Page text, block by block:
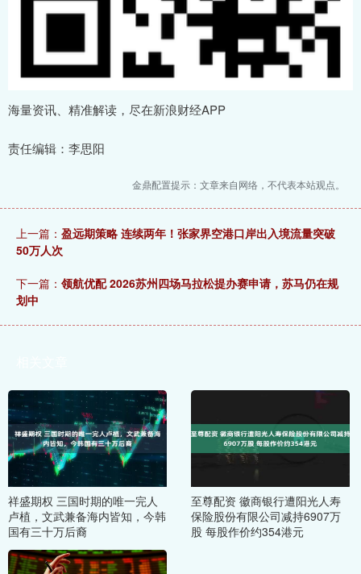
海量资讯、精准解读，尽在新浪财经APP
责任编辑：李思阳
金鼎配置提示：文章来自网络，不代表本站观点。
上一篇： 盈远期策略 连续两年！张家界空港口岸出入境流量突破
50万人次
下一篇： 领航优配 2026苏州四场马拉松提办赛申请，苏马仍在规
划中
祥盛期权 三国时期的唯一完人
卢植，文武兼备海内皆知，今韩
国有三十万后裔
至尊配资 徽商银行遭阳光人寿
保险股份有限公司减持6907万
股 每股作价约354港元